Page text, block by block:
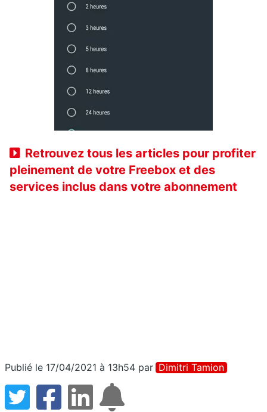
Retrouvez tous les articles pour profiter
pleinement de votre Freebox et des
services inclus dans votre abonnement
Publié le 17/04/2021 à 13h54 par Dimitri Tamion